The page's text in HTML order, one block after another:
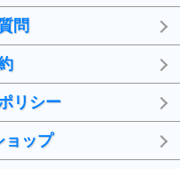
問
リシー
ョップ